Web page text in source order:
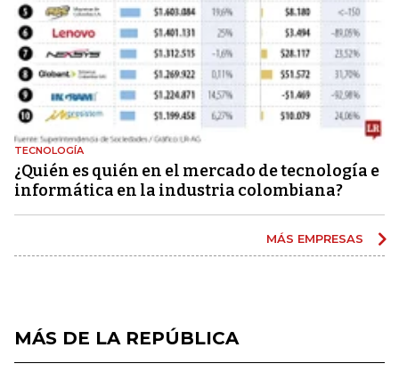
TECNOLOGÍA
¿Quién es quién en el mercado de tecnología e
informática en la industria colombiana?
MÁS EMPRESAS
MÁS DE LA REPÚBLICA